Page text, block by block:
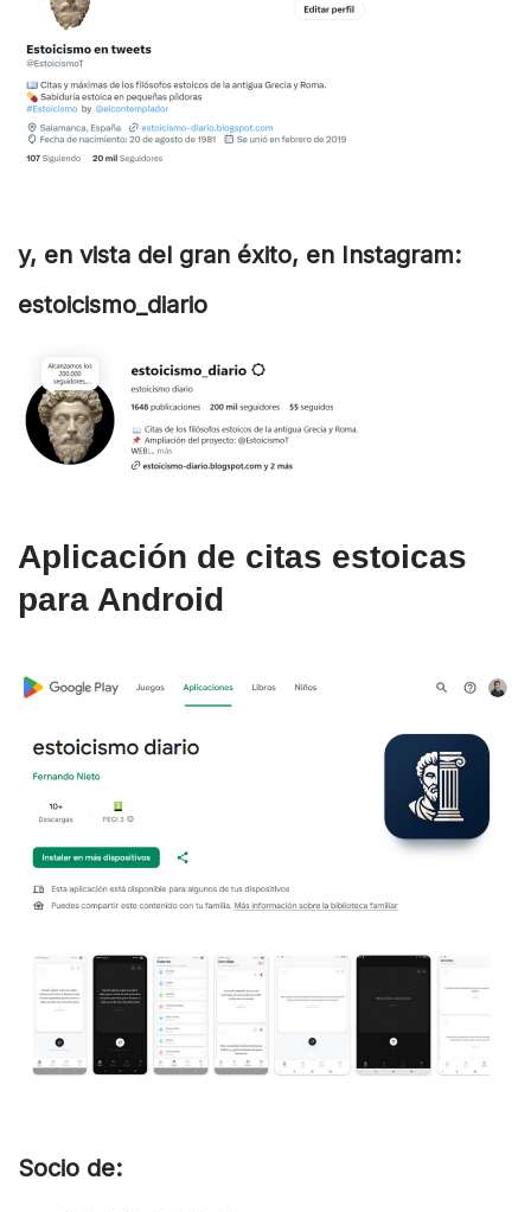
y, en vista del gran éxito, en Instagram:
estoicismo_diario
Aplicación de citas estoicas
para Android
Socio de: